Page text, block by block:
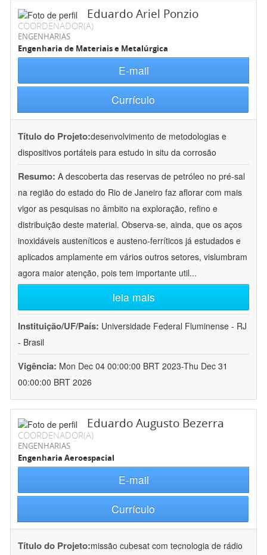
Eduardo Ariel Ponzio
COORDENADOR(A)
ENGENHARIAS
Engenharia de Materiais e Metalúrgica
E-mail
Currículo
Título do Projeto:desenvolvimento de metodologias e
dispositivos portáteis para estudo in situ da corrosão
Resumo: A descoberta das reservas de petróleo no pré-sal
na região do estado do Rio de Janeiro faz aflorar com mais
vigor as pesquisas no âmbito na exploração, refino e
distribuição deste material. Observa-se, ainda, que os aços
inoxidáveis austeníticos e austeno-ferríticos já estudados e
aplicados amplamente em vários outros setores, vislumbram
agora maior atenção, pois tem importante util...
leia mais
Instituição/UF/País: Universidade Federal Fluminense - RJ
- Brasil
Vigência: Mon Dec 04 00:00:00 BRT 2023-Thu Dec 31
00:00:00 BRT 2026
Eduardo Augusto Bezerra
COORDENADOR(A)
ENGENHARIAS
Engenharia Aeroespacial
E-mail
Currículo
Título do Projeto:missão cubesat com tecnologia de rádio